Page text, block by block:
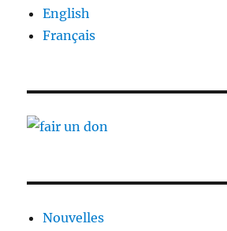
English
Français
Nouvelles